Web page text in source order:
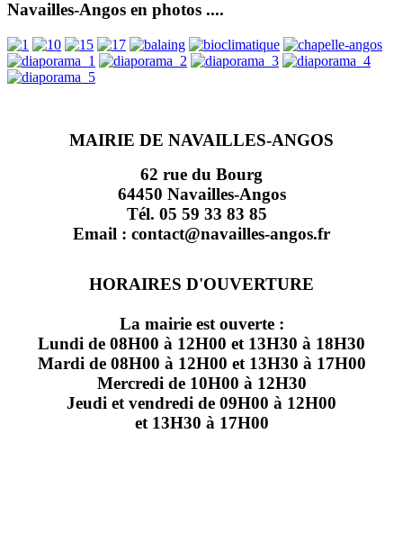
Navailles-Angos en photos ....
MAIRIE DE NAVAILLES-ANGOS
62 rue du Bourg
64450 Navailles-Angos
Tél. 05 59 33 83 85
Email : contact@navailles-angos.fr
HORAIRES D'OUVERTURE
La mairie est ouverte :
Lundi de 08H00 à 12H00 et 13H30 à 18H30
Mardi de 08H00 à 12H00 et 13H30 à 17H00
Mercredi de 10H00 à 12H30
Jeudi et vendredi de 09H00 à 12H00
et 13H30 à 17H00